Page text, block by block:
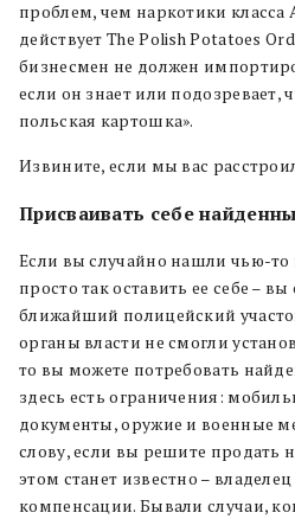
проблем, чем наркотики класса
действует The Polish Potatoes
бизнесмен не должен
если он знает или подозревает,
польская картошка».
Извините, если мы вас
Присваивать себе
Если вы случайно нашли чью-то
просто так оставить ее себе –
ближайший полицейский
органы власти не смогли
то вы можете потребовать
здесь есть ограничения:
документы, оружие и военные
слову, если вы решите продать
этом станет известно –
компенсации. Бывали случаи,